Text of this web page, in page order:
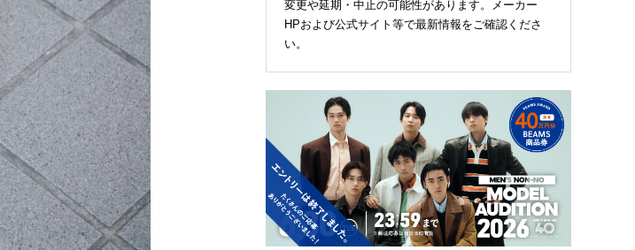
変更や延期・中止の可能性があります。メーカー
HPおよび公式サイト等で最新情報をご確認くださ
い。